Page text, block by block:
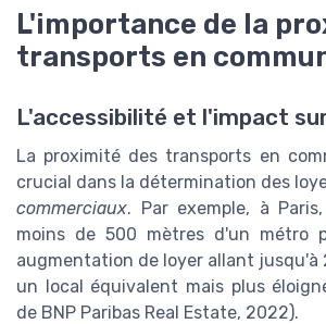
L'importance de la
transports en
L'accessibilité et l'impact
La proximité des transports en
crucial dans la détermination des
commerciaux. Par exemple, à
moins de 500 mètres d'un métro
augmentation de loyer allant jusqu'à
un local équivalent mais plus
de BNP Paribas Real Estate, 2022).